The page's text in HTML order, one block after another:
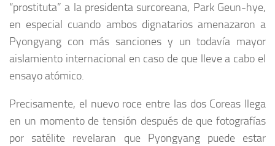
“prostituta” a la presidenta surcoreana, Park Geun-hye,
en especial cuando ambos dignatarios amenazaron a
Pyongyang con más sanciones y un todavía mayor
aislamiento internacional en caso de que lleve a cabo el
ensayo atómico.
Precisamente, el nuevo roce entre las dos Coreas llega
en un momento de tensión después de que fotografías
por satélite revelaran que Pyongyang puede estar